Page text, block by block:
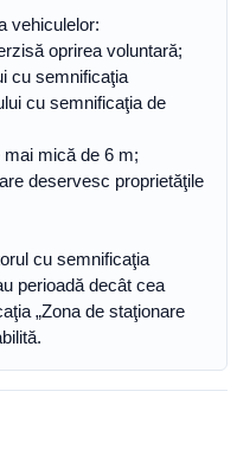
vehiculelor:
oprirea voluntară;
cu semnificaţia
cu semnificaţia de
mică de 6 m;
deservesc proprietăţile
cu semnificaţia
perioadă decât cea
„Zona de staţionare